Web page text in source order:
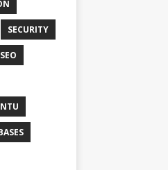
SECURITY
SEO